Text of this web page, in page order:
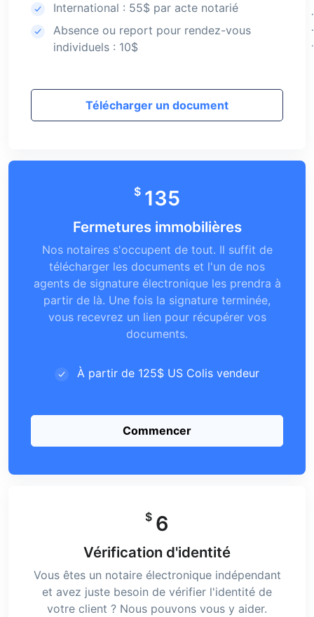
International : 55$ par acte notarié
Absence ou report pour rendez-vous
individuels : 10$
Télécharger un document
$ 135
Fermetures immobilières
Nos notaires s'occupent de tout. Il suffit de
télécharger les documents et l'un de nos
agents de signature électronique les prendra à
partir de là. Une fois la signature terminée,
vous recevrez un lien pour récupérer vos
documents.
À partir de 125$ US Colis vendeur
Commencer
$ 6
Vérification d'identité
Vous êtes un notaire électronique indépendant
et avez juste besoin de vérifier l'identité de
votre client ? Nous pouvons vous y aider.